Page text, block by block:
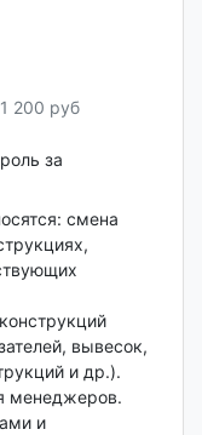
200 руб
за
смена
вывесок,
и др.).
менеджеров.
и